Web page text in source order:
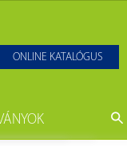
ONLINE KATALÓGUS